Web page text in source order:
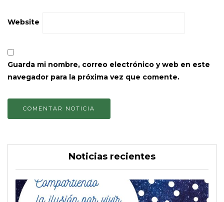
Website
Guarda mi nombre, correo electrónico y web en este
navegador para la próxima vez que comente.
Noticias recientes